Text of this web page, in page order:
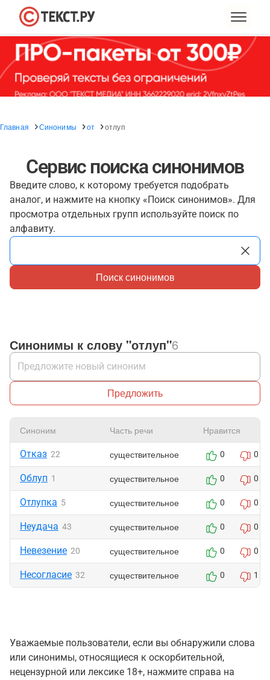
Главная Синонимы от отлуп
Сервис поиска синонимов
Введите слово, к которому требуется подобрать
аналог, и нажмите на кнопку «Поиск синонимов». Для
просмотра отдельных групп используйте поиск по
алфавиту.
Поиск синонимов
Синонимы к слову "отлуп"6
Предложить
Синоним Часть речи Нравится
Отказ 22 существительное 0 0
Облуп 1 существительное 0 0
Отлупка 5 существительное 0 0
Неудача 43 существительное 0 0
Невезение 20 существительное 0 0
Несогласие 32 существительное 0 1
Уважаемые пользователи, если вы обнаружили слова
или синонимы, относящиеся к оскорбительной,
нецензурной или лексике 18+, нажмите справа на